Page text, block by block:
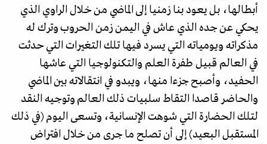
أبطالها، بل يعود بنا زمنيا إلى الماضي من خلال الراوي الذي
يحكي عن جده الذي عاش في اليمن زمن الحروب وترك له
مذكراته ويومياته التي يسرد فيها تلك التغيرات التي حدثت
في العالم قبيل طفرة العلم والتكنولوجيا التي عاشها
الحفيد، وأصبح جزءا منها، ويبدو في انتقالاته بين الماضي
والحاضر قاصدا التقاط سلبيات ذلك العالم وتوجيه النقد
لتلك الحضارة التي شوهت الإنسانية، وتسعى اليوم (في ذلك
المستقبل البعيد) إلى أن تصلح ما جرى من خلال افتراض